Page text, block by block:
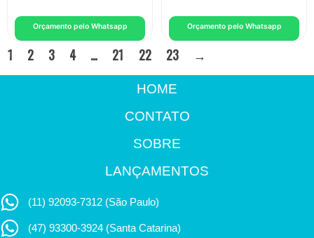
Orçamento pelo Whatsapp Orçamento pelo Whatsapp
1 2 3 4 … 21 22 23 →
HOME
CONTATO
SOBRE
LANÇAMENTOS
(11) 92093-7312 (São Paulo)
(47) 93300-3924 (Santa Catarina)